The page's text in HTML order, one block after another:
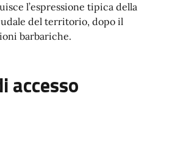
l’espressione tipica della
del territorio, dopo il
barbariche.
accesso